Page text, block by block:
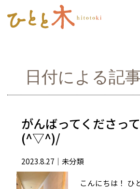
日付による記
がんばってくださっ
(^▽^)/
2023.8.27 ｜未分類
こんにちは！ ひ